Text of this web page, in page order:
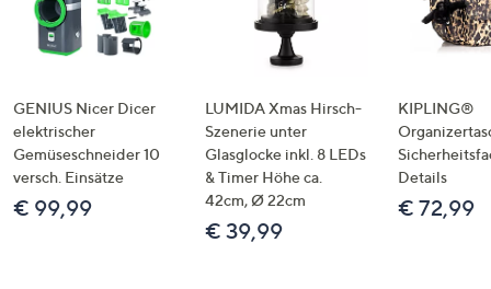
GENIUS Nicer Dicer
elektrischer
Gemüseschneider 10
versch. Einsätze
€ 99,99
LUMIDA Xmas Hirsch-
Szenerie unter
Glasglocke inkl. 8 LEDs
& Timer Höhe ca.
42cm, Ø 22cm
€ 39,99
KIPLING®
Details
€ 72,99